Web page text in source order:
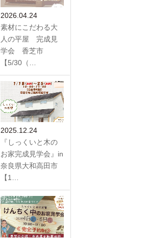
2026.04.24
素材にこだわる大
人の平屋 完成見
学会 香芝市
【5/30（…
2025.12.24
『しっくいと木の
お家完成見学会』in
奈良県大和高田市
【1…